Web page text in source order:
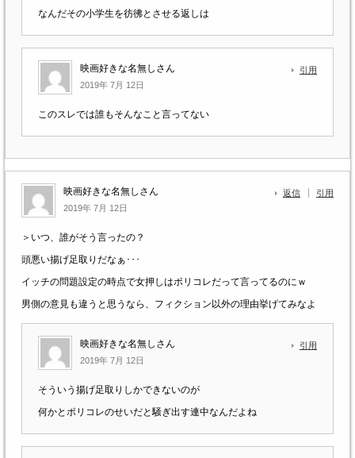
なんだその小学生を彷彿とさせる返しは
映画好きな名無しさん
2019年 7月 12日
引用
このスレでは誰もそんなこと言ってない
映画好きな名無しさん
2019年 7月 12日
返信 引用
＞いつ、誰がそう言ったの？
頭悪い揚げ足取りだなぁ･･･
イッチの問題設定の時点で女押しはポリコレだって言ってるのにｗ
男側の意見も違うと思うなら、フィクション以外の理由挙げてみなよ
映画好きな名無しさん
2019年 7月 12日
引用
そういう揚げ足取りしかできないのが
何かとポリコレのせいだと騒ぎ出す連中なんだよね